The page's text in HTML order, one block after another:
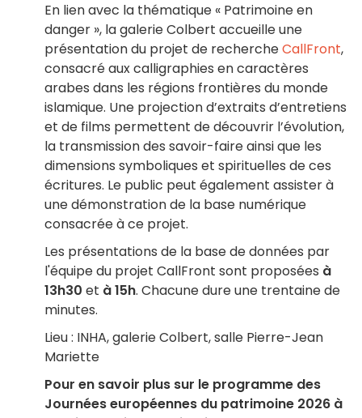
En lien avec la thématique « Patrimoine en
danger », la galerie Colbert accueille une
présentation du projet de rechercheCallFront,
consacré aux calligraphies en caractères
arabes dans les régions frontières du monde
islamique. Une projection d’extraits d’entretiens
et de films permettent de découvrir l’évolution,
la transmission des savoir-faire ainsi que les
dimensions symboliques et spirituelles de ces
écritures. Le public peut également assister à
une démonstration de la base numérique
consacrée à ce projet.
Les présentations de la base de données par
l'équipe du projet CallFront sont proposées à
13h30 et à 15h. Chacune dure une trentaine de
minutes.
Lieu : INHA, galerie Colbert, salle Pierre-Jean
Mariette
Pour en savoir plus sur le programme des
Journées européennes du patrimoine 2026 à